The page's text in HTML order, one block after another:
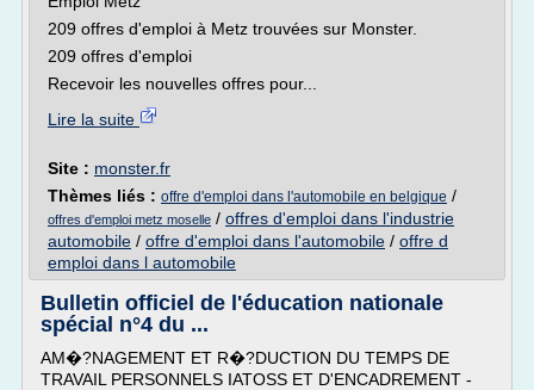
209 offres d'emploi à Metz trouvées sur Monster.
209 offres d'emploi
Recevoir les nouvelles offres pour...
Lire la suite
Site : monster.fr
Thèmes liés : offre d'emploi dans l'automobile en belgique /
offres d'emploi metz moselle / offres d'emploi dans l'industrie
automobile / offre d'emploi dans l'automobile / offre d
emploi dans l automobile
Bulletin officiel de l'éducation nationale
spécial n°4 du ...
AM�?NAGEMENT ET R�?DUCTION DU TEMPS DE
TRAVAIL PERSONNELS IATOSS ET D'ENCADREMENT -